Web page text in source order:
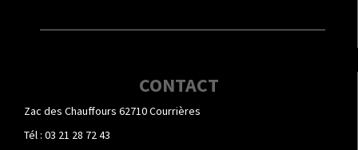
CONTACT
Zac des Chauffours 62710 Courrières
Tél : 03 21 28 72 43